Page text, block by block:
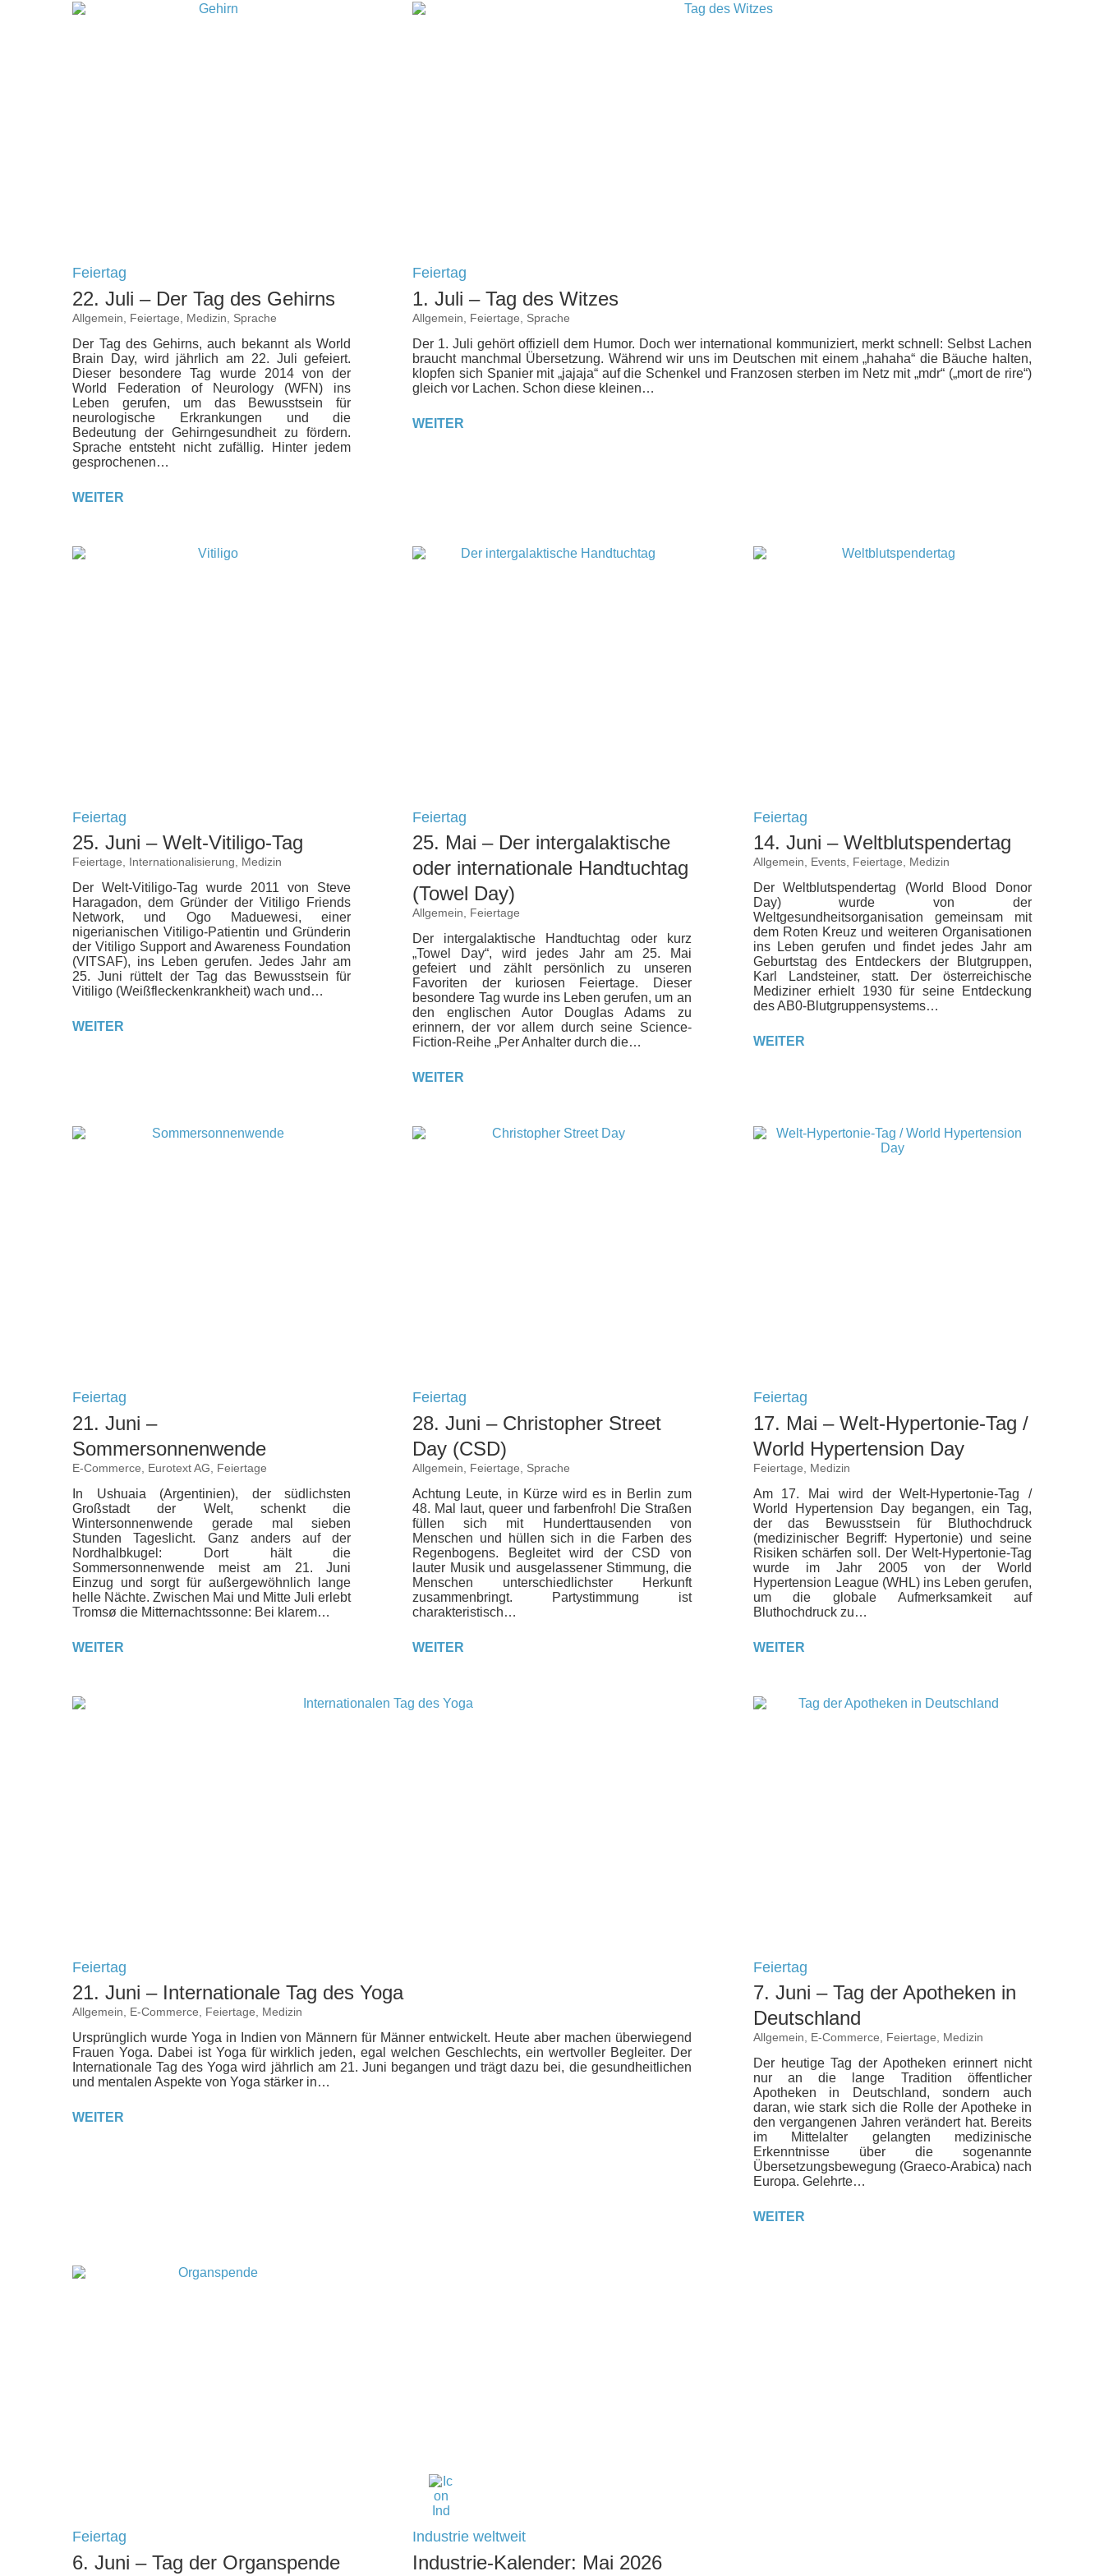
Feiertag
22. Juli – Der Tag des Gehirns
Allgemein Feiertage Medizin Sprache
Der Tag des Gehirns, auch bekannt als World
Brain Day, wird jährlich am 22. Juli gefeiert.
Dieser besondere Tag wurde 2014 von der
World Federation of Neurology (WFN) ins
Leben gerufen, um das Bewusstsein für
neurologische Erkrankungen und die
Bedeutung der Gehirngesundheit zu fördern.
Sprache entsteht nicht zufällig. Hinter jedem
gesprochenen…
WEITER
Feiertag
1. Juli – Tag des Witzes
Allgemein Feiertage Sprache
Der 1. Juli gehört offiziell dem Humor. Doch wer international kommuniziert, merkt schnell: Selbst Lachen
braucht manchmal Übersetzung. Während wir uns im Deutschen mit einem „hahaha“ die Bäuche halten,
klopfen sich Spanier mit „jajaja“ auf die Schenkel und Franzosen sterben im Netz mit „mdr“ („mort de rire“)
gleich vor Lachen. Schon diese kleinen…
WEITER
Feiertag
25. Juni – Welt-Vitiligo-Tag
Feiertage Internationalisierung Medizin
Der Welt-Vitiligo-Tag wurde 2011 von Steve
Haragadon, dem Gründer der Vitiligo Friends
Network, und Ogo Maduewesi, einer
nigerianischen Vitiligo-Patientin und Gründerin
der Vitiligo Support and Awareness Foundation
(VITSAF), ins Leben gerufen. Jedes Jahr am
25. Juni rüttelt der Tag das Bewusstsein für
Vitiligo (Weißfleckenkrankheit) wach und…
WEITER
Feiertag
25. Mai – Der intergalaktische
oder internationale Handtuchtag
(Towel Day)
Allgemein Feiertage
Der intergalaktische Handtuchtag oder kurz
„Towel Day“, wird jedes Jahr am 25. Mai
gefeiert und zählt persönlich zu unseren
Favoriten der kuriosen Feiertage. Dieser
besondere Tag wurde ins Leben gerufen, um an
den englischen Autor Douglas Adams zu
erinnern, der vor allem durch seine Science-
Fiction-Reihe „Per Anhalter durch die…
WEITER
Feiertag
14. Juni – Weltblutspendertag
Allgemein Events, Feiertage Medizin
Der Weltblutspendertag (World Blood Donor
Day) wurde von der
Weltgesundheitsorganisation gemeinsam mit
dem Roten Kreuz und weiteren Organisationen
ins Leben gerufen und findet jedes Jahr am
Geburtstag des Entdeckers der Blutgruppen,
Karl Landsteiner, statt. Der österreichische
Mediziner erhielt 1930 für seine Entdeckung
des AB0-Blutgruppensystems…
WEITER
Feiertag
21. Juni –
Sommersonnenwende
E-Commerce Eurotext AG Feiertage
In Ushuaia (Argentinien), der südlichsten
Großstadt der Welt, schenkt die
Wintersonnenwende gerade mal sieben
Stunden Tageslicht. Ganz anders auf der
Nordhalbkugel: Dort hält die
Sommersonnenwende meist am 21. Juni
Einzug und sorgt für außergewöhnlich lange
helle Nächte. Zwischen Mai und Mitte Juli erlebt
Tromsø die Mitternachtssonne: Bei klarem…
WEITER
Feiertag
28. Juni – Christopher Street
Day (CSD)
Allgemein Feiertage Sprache
Achtung Leute, in Kürze wird es in Berlin zum
48. Mal laut, queer und farbenfroh! Die Straßen
füllen sich mit Hunderttausenden von
Menschen und hüllen sich in die Farben des
Regenbogens. Begleitet wird der CSD von
lauter Musik und ausgelassener Stimmung, die
Menschen unterschiedlichster Herkunft
zusammenbringt. Partystimmung ist
charakteristisch…
WEITER
Feiertag
17. Mai – Welt-Hypertonie-Tag /
World Hypertension Day
Feiertage Medizin
Am 17. Mai wird der Welt-Hypertonie-Tag /
World Hypertension Day begangen, ein Tag,
der das Bewusstsein für Bluthochdruck
(medizinischer Begriff: Hypertonie) und seine
Risiken schärfen soll. Der Welt-Hypertonie-Tag
wurde im Jahr 2005 von der World
Hypertension League (WHL) ins Leben gerufen,
um die globale Aufmerksamkeit auf
Bluthochdruck zu…
WEITER
Feiertag
21. Juni – Internationale Tag des Yoga
Allgemein E-Commerce Feiertage Medizin
Ursprünglich wurde Yoga in Indien von Männern für Männer entwickelt. Heute aber machen überwiegend
Frauen Yoga. Dabei ist Yoga für wirklich jeden, egal welchen Geschlechts, ein wertvoller Begleiter. Der
Internationale Tag des Yoga wird jährlich am 21. Juni begangen und trägt dazu bei, die gesundheitlichen
und mentalen Aspekte von Yoga stärker in…
WEITER
Feiertag
7. Juni – Tag der Apotheken in
Deutschland
Allgemein E-Commerce Feiertage Medizin
Der heutige Tag der Apotheken erinnert nicht
nur an die lange Tradition öffentlicher
Apotheken in Deutschland, sondern auch
daran, wie stark sich die Rolle der Apotheke in
den vergangenen Jahren verändert hat. Bereits
im Mittelalter gelangten medizinische
Erkenntnisse über die sogenannte
Übersetzungsbewegung (Graeco-Arabica) nach
Europa. Gelehrte…
WEITER
Feiertag
6. Juni – Tag der Organspende
Industrie weltweit
Industrie-Kalender: Mai 2026